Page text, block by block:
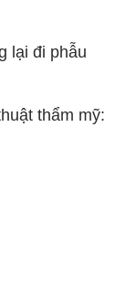
lại đi phẫu
thẩm mỹ: